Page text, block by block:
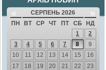
« СЕРПЕНЬ 2026 »
ПН ВТ СР ЧТ ПТ СБ
НД
1
2
3
4 5 6 7 8
9
10
11 12 13 14 15
16
17
18 19 20 21 22
23